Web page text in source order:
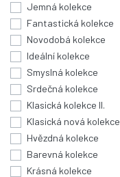
Jemná kolekce
Fantastická kolekce
Novodobá kolekce
Ideální kolekce
Smyslná kolekce
Srdečná kolekce
Klasická kolekce II.
Klasická nová kolekce
Hvězdná kolekce
Barevná kolekce
Krásná kolekce